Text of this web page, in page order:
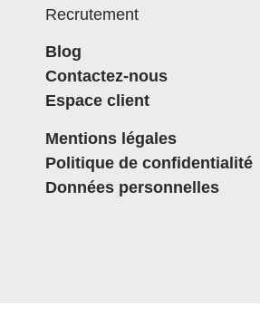
Recrutement
Blog
Contactez-nous
Espace client
Mentions légales
Politique de confidentialité
Données personnelles